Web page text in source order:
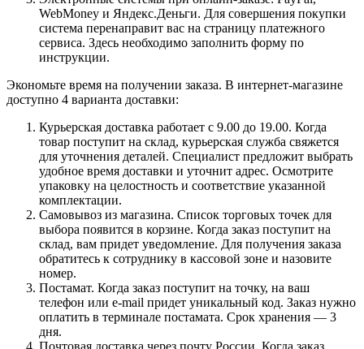
WebMoney и Яндекс.Деньги. Для совершения покупки
система перенаправит вас на страницу платежного
сервиса. Здесь необходимо заполнить форму по
инструкции.
Экономьте время на получении заказа. В интернет-магазине
доступно 4 варианта доставки:
Курьерская доставка работает с 9.00 до 19.00. Когда
товар поступит на склад, курьерская служба свяжется
для уточнения деталей. Специалист предложит выбрать
удобное время доставки и уточнит адрес. Осмотрите
упаковку на целостность и соответствие указанной
комплектации.
Самовывоз из магазина. Список торговых точек для
выбора появится в корзине. Когда заказ поступит на
склад, вам придет уведомление. Для получения заказа
обратитесь к сотруднику в кассовой зоне и назовите
номер.
Постамат. Когда заказ поступит на точку, на ваш
телефон или e-mail придет уникальный код. Заказ нужно
оплатить в терминале постамата. Срок хранения — 3
дня.
Почтовая доставка через почту России. Когда заказ